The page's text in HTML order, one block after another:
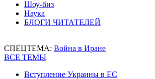
Шоу-биз
Наука
БЛОГИ ЧИТАТЕЛЕЙ
СПЕЦТЕМА: Война в Иране
ВСЕ ТЕМЫ
Вступление Украины в ЕС